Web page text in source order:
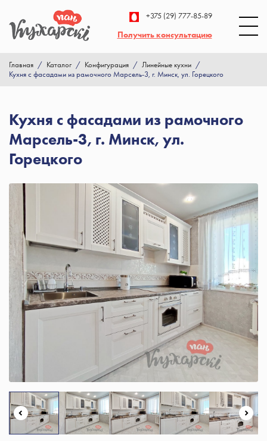
+375 (29) 777-85-89
Получить консультацию
Главная / Каталог / Конфигурация / Линейные кухни /
Кухня с фасадами из рамочного Марсель-3, г. Минск, ул. Горецкого
Кухня с фасадами из рамочного
Марсель-3, г. Минск, ул.
Горецкого